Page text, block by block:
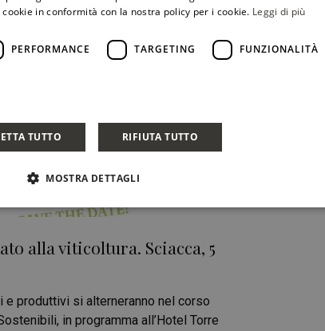
alla viticoltura. Sciacca, 5
produttivi si alterneranno nel corso
in programma all’Hotel Torre
in conformità con la nostra policy per i cookie. Leggi di più
PERFORMANCE TARGETING FUNZIONALITÀ
TUTTO RIFIUTA TUTTO
MOSTRA DETTAGLI